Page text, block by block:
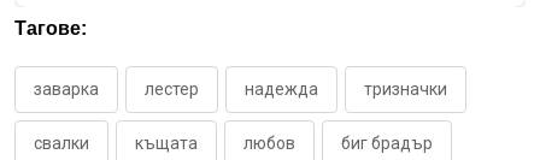
Тагове:
заварка лестер надежда тризначки
свалки къщата любов биг брадър